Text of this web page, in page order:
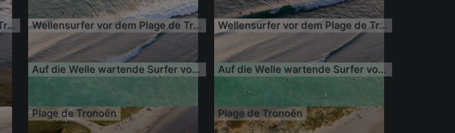
17.06.2022 17.06.2022
17.06.2022 17.06.2022
Wellensurfer vor dem Plage de Tronoën Wellensurfer vor dem Plage de Tronoën
17.06.2022
Wellensurfer vor dem Plage de Tronoën
17.06.2022
Auf die Welle wartende Surfer vor dem Plage de Tronoën Auf die Welle wartende Surfer vor dem Plage de Tronoën
Plage de Tronoën Plage de Tronoën